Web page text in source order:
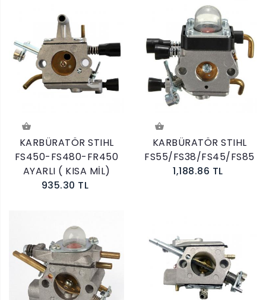
KARBÜRATÖR STIHL
FS450-FS480-FR450
AYARLI ( KISA MİL)
935.30 TL
KARBÜRATÖR STIHL
FS55/FS38/FS45/FS85
1,188.86 TL